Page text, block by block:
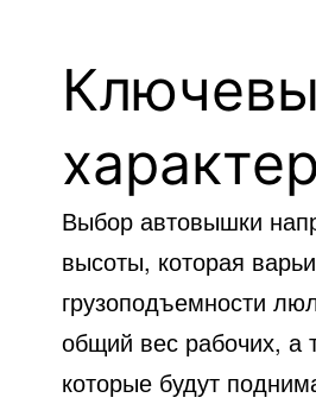
Выбор автовышки
высоты, которая
грузоподъемности
общий вес рабочих, а
которые будут